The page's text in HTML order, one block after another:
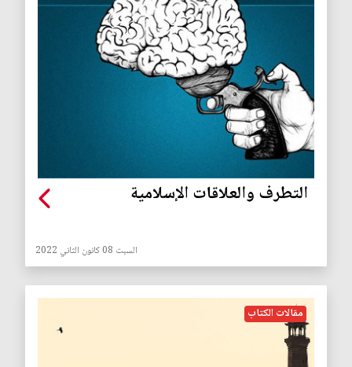
التطرف والعلاقات الإسلامية
السبت 08 كانون الثاني 2022
مقالات الكتاب